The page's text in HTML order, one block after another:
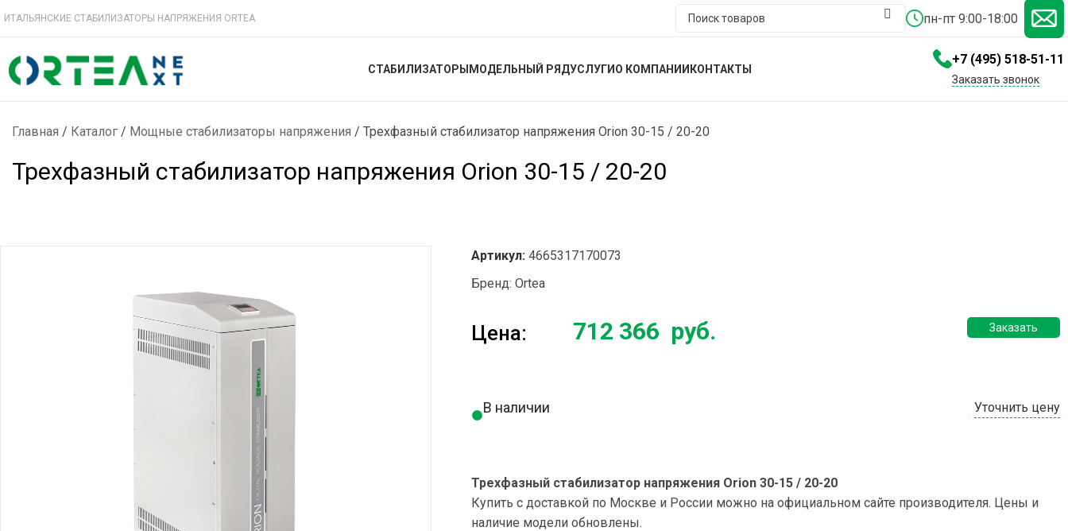
ИТАЛЬЯНСКИЕ СТАБИЛИЗАТОРЫ НАПРЯЖЕНИЯ ORTEA пн-пт 9:00-18:00
СТАБИЛИЗАТОРЫ МОДЕЛЬНЫЙ РЯДУСЛУГИ О КОМПАНИИ КОНТАКТЫ
+7 (495) 518-51-11
Заказать звонок
Главная / Каталог / Мощные стабилизаторы напряжения / Трехфазный стабилизатор напряжения Orion 30-15 / 20-20
Трехфазный стабилизатор напряжения Orion 30-15 / 20-20
Артикул: 4665317170073
Бренд: Ortea
Цена: 712 366 руб. Заказать
В наличии Уточнить цену
Трехфазный стабилизатор напряжения Orion 30-15 / 20-20
Купить с доставкой по Москве и России можно на официальном сайте производителя. Цены и
наличие модели обновлены.